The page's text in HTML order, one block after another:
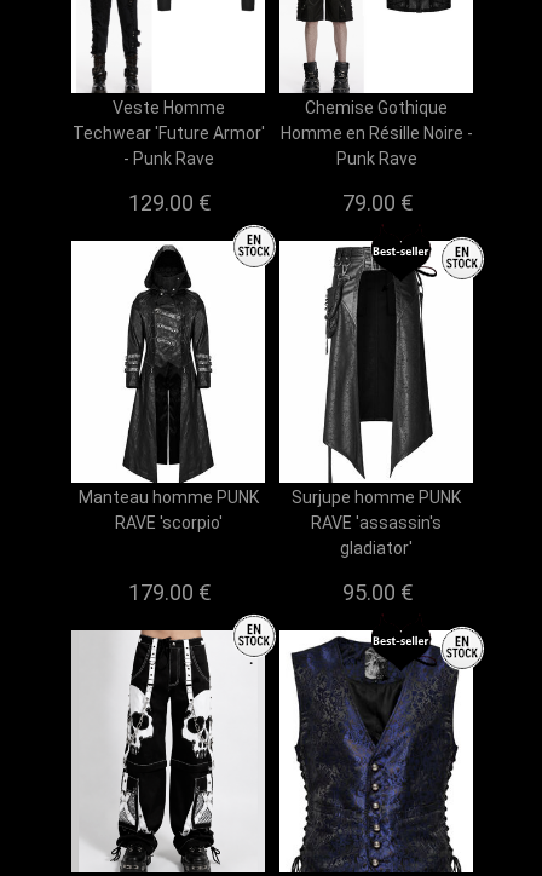
Veste Homme
Techwear 'Future Armor'
- Punk Rave
129.00 €
Chemise Gothique
Homme en Résille Noire -
Punk Rave
79.00 €
Manteau homme PUNK
RAVE 'scorpio'
179.00 €
Surjupe homme PUNK
RAVE 'assassin's
gladiator'
95.00 €